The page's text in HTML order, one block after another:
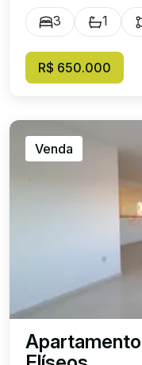
3 1
R$ 650.000
Venda